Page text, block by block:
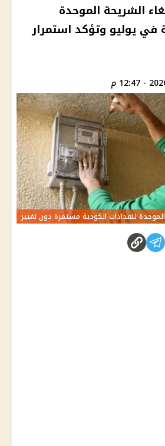
الشريحة الموحدة
في يوليو وتؤكد استمرار
للعدادات الكودية مستمرة دون تغيير